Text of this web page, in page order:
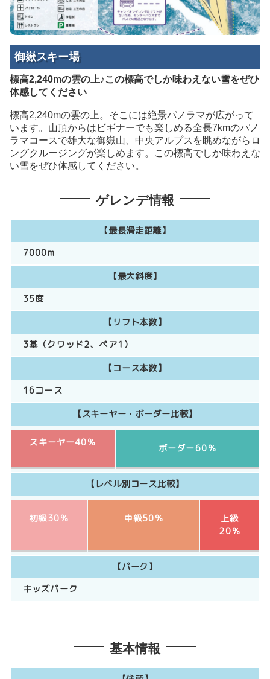
御嶽スキー場
標高2,240mの雲の上♪この標高でしか味わえない雪をぜひ
体感してください
標高2,240mの雲の上。そこには絶景パノラマが広がって
います。山頂からはビギナーでも楽しめる全長7kmのパノ
ラマコースで雄大な御嶽山、中央アルプスを眺めながらロ
ングクルージングが楽しめます。この標高でしか味わえな
い雪をぜひ体感してください。
ゲレンデ情報
【最長滑走距離】
7000m
【最大斜度】
35度
【リフト本数】
3基（クワッド2、ペア1）
【コース本数】
16コース
【スキーヤー・ボーダー比較】
スキーヤー40％ ボーダー60％
【レベル別コース比較】
初級30％ 中級50％
上級
20％
【パーク】
キッズパーク
基本情報